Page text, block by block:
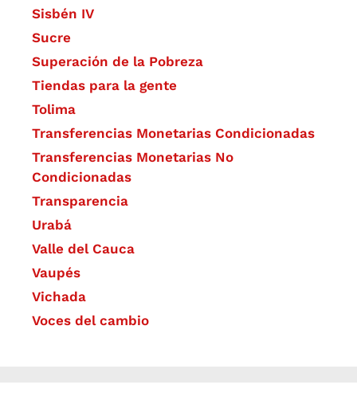
Sisbén IV
Sucre
Superación de la Pobreza
Tiendas para la gente
Tolima
Transferencias Monetarias Condicionadas
Transferencias Monetarias No
Condicionadas
Transparencia
Urabá
Valle del Cauca
Vaupés
Vichada
Voces del cambio